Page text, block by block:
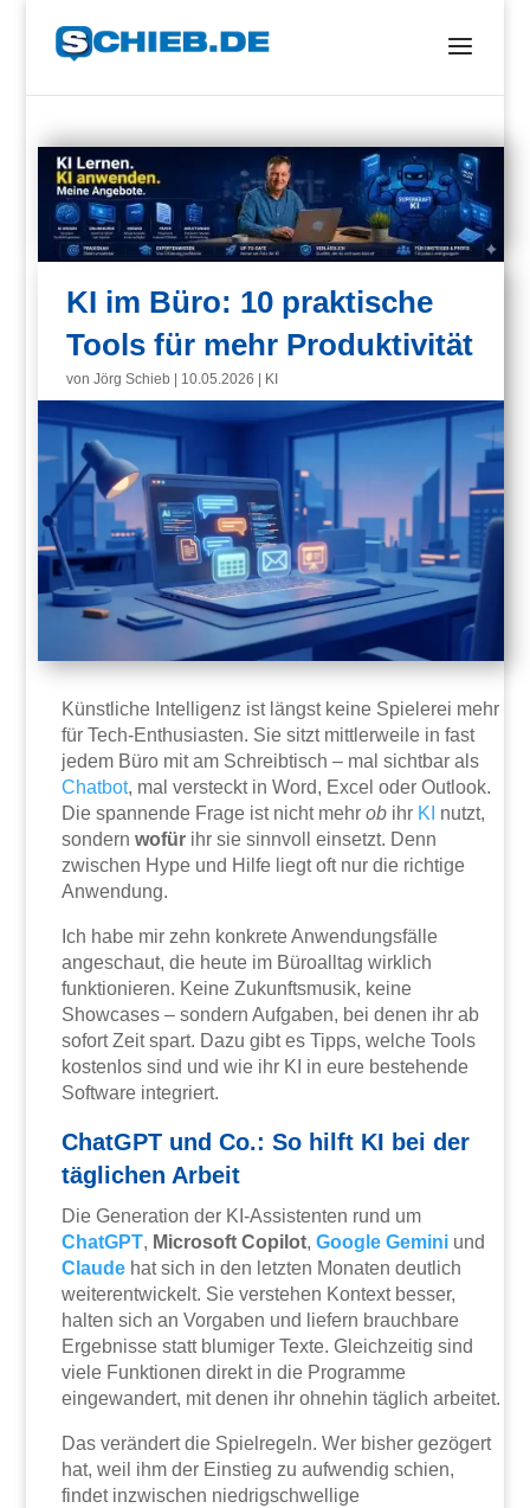
KI im Büro: 10 praktische
Tools für mehr Produktivität
vonJörg Schieb 10.05.2026 KI
Künstliche Intelligenz ist längst keine Spielerei mehr
für Tech-Enthusiasten. Sie sitzt mittlerweile in fast
jedem Büro mit am Schreibtisch – mal sichtbar als
Chatbot, mal versteckt in Word, Excel oder Outlook.
Die spannende Frage ist nicht mehrob ihr KI nutzt,
sondernwofür ihr sie sinnvoll einsetzt. Denn
zwischen Hype und Hilfe liegt oft nur die richtige
Anwendung.
Ich habe mir zehn konkrete Anwendungsfälle
angeschaut, die heute im Büroalltag wirklich
funktionieren. Keine Zukunftsmusik, keine
Showcases – sondern Aufgaben, bei denen ihr ab
sofort Zeit spart. Dazu gibt es Tipps, welche Tools
kostenlos sind und wie ihr KI in eure bestehende
Software integriert.
ChatGPT und Co.: So hilft KI bei der
täglichen Arbeit
Die Generation der KI-Assistenten rund um
ChatGPT, Microsoft Copilot,Google Gemini und
Claude hat sich in den letzten Monaten deutlich
weiterentwickelt. Sie verstehen Kontext besser,
halten sich an Vorgaben und liefern brauchbare
Ergebnisse statt blumiger Texte. Gleichzeitig sind
viele Funktionen direkt in die Programme
eingewandert, mit denen ihr ohnehin täglich arbeitet.
Das verändert die Spielregeln. Wer bisher gezögert
hat, weil ihm der Einstieg zu aufwendig schien,
findet inzwischen niedrigschwellige